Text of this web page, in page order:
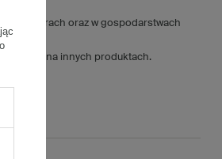
biurach oraz w gospodarstwach
na innych produktach.